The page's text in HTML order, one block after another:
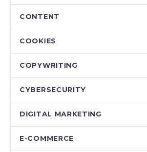
CONTENT
COOKIES
COPYWRITING
CYBERSECURITY
DIGITAL MARKETING
E-COMMERCE